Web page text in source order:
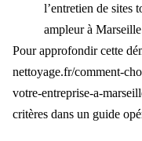
l’entretien de sites
ampleur à
Pour approfondir cette
nettoyage.fr/comment-
votre-entreprise-a-
critères dans un guide